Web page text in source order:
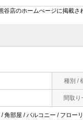
のホームぺージに掲載さ
種別 /
間取り
部屋 / バルコニー / フロー